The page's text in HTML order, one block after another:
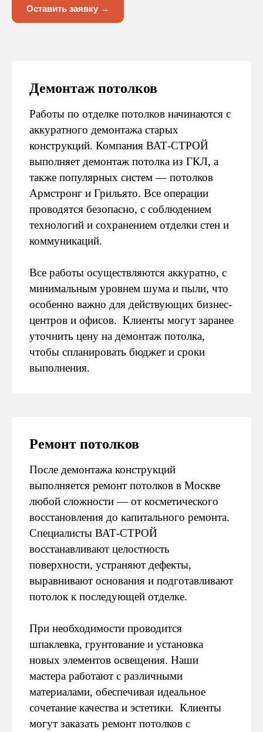
Оставить заявку →
Демонтаж потолков
Работы по отделке потолков начинаются с
аккуратного демонтажа старых
конструкций. Компания ВАТ-СТРОЙ
выполняет демонтаж потолка из ГКЛ, а
также популярных систем — потолков
Армстронг и Грильято. Все операции
проводятся безопасно, с соблюдением
технологий и сохранением отделки стен и
коммуникаций.
Все работы осуществляются аккуратно, с
минимальным уровнем шума и пыли, что
особенно важно для действующих бизнес-
центров и офисов. Клиенты могут заранее
уточнить цену на демонтаж потолка,
чтобы спланировать бюджет и сроки
выполнения.
Ремонт потолков
После демонтажа конструкций
выполняется ремонт потолков в Москве
любой сложности — от косметического
восстановления до капитального ремонта.
Специалисты ВАТ-СТРОЙ
восстанавливают целостность
поверхности, устраняют дефекты,
выравнивают основания и подготавливают
потолок к последующей отделке.
При необходимости проводится
шпаклевка, грунтование и установка
новых элементов освещения. Наши
мастера работают с различными
материалами, обеспечивая идеальное
сочетание качества и эстетики. Клиенты
могут заказать ремонт потолков с